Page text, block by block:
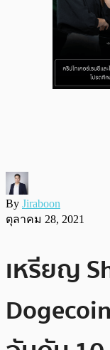
By Jiraboon
ตุลาคม 28, 2021
เหรียญ